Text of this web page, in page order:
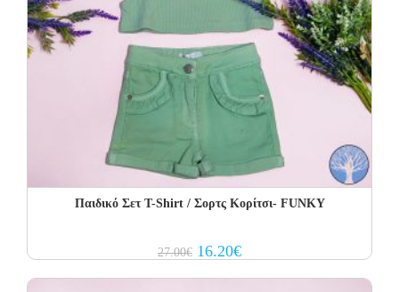
Παιδικό Σετ Τ-Shirt / Σορτς Κορίτσι- FUNKY
27.00€ Original
price
16.20€Current
price